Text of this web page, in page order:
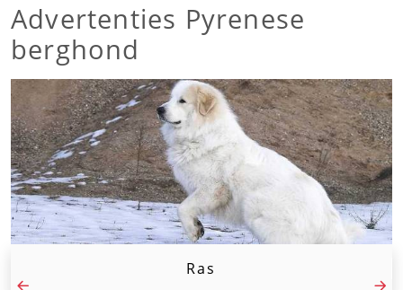
Advertenties Pyrenese
berghond
Ras